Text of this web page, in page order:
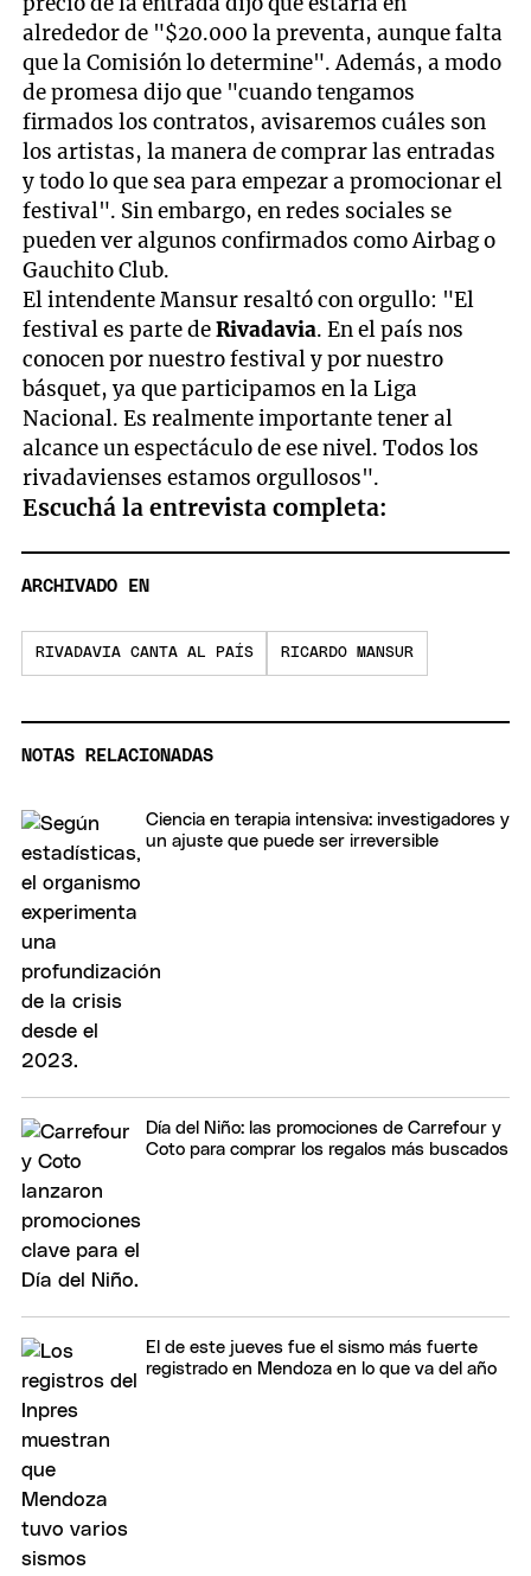
alrededor de "$20.000 la preventa, aunque falta
que la Comisión lo determine". Además, a modo
de promesa dijo que "cuando tengamos
firmados los contratos, avisaremos cuáles son
los artistas, la manera de comprar las entradas
y todo lo que sea para empezar a promocionar el
festival". Sin embargo, en redes sociales se
pueden ver algunos confirmados como Airbag o
Gauchito Club.
El intendente Mansur resaltó con orgullo: "El
festival es parte deRivadavia. En el país nos
conocen por nuestro festival y por nuestro
básquet, ya que participamos en la Liga
Nacional. Es realmente importante tener al
alcance un espectáculo de ese nivel. Todos los
rivadavienses estamos orgullosos".
Escuchá la entrevista completa:
ARCHIVADO EN
RIVADAVIA CANTA AL PAÍS RICARDO MANSUR
NOTAS RELACIONADAS
Ciencia en terapia intensiva: investigadores y
un ajuste que puede ser irreversible
Día del Niño: las promociones de Carrefour y
Coto para comprar los regalos más buscados
El de este jueves fue el sismo más fuerte
registrado en Mendoza en lo que va del año